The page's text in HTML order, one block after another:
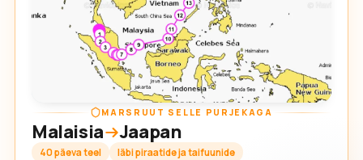
MARSRUUT SELLE PURJEKAGA
Malaisia Jaapan
40 päeva teel läbi piraatide ja taifuunide